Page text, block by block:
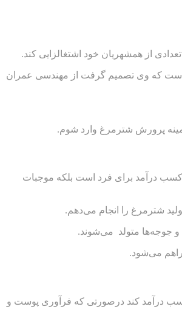
است که وی تصمیم گرفت از مهندسی عمران
پرورش شترمرغ وارد شوم.
کسب درآمد برای فرد است بلکه موجبات
درآمد کند درصورتی که فرآوری پوست و